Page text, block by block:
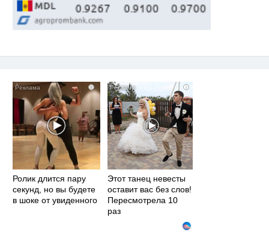
i
Ролик длится пару
секунд, но вы будете
в шоке от увиденного
i
Этот танец невесты
оставит вас без слов!
Пересмотрела 10
раз